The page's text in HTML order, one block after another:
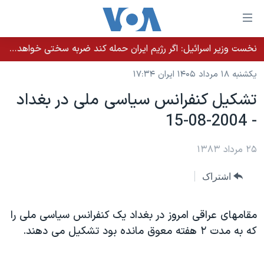
لینکهای
قابل
دسترسی
جهش
محتوای
اصلی
به
اصلی
به
جستجو
خانه
نسخه سبک وب‌سایت
موضوع ها
ایران
آمریکا
گزیده‌ها
ویژه برنامه‌ها
برنامه های تلویزیونی
جدول برنامه ها
صفحه‌های ویژه
عملیات خشم حماسی
۲۵۰سالگی آمریکا
پخش رادیویی
نخست وزیر اسرائيل: اگر رژیم ایران حمله کند ضربه سختی خواهد خورد
یکشنبه ۱۸ مرداد ۱۴۰۵ ایران ۱۷:۳۴
تشکيل کنفرانس سياسی ملی در بغداد
- 2004-08-15
۲۵ مرداد ۱۳۸۳
اشتراک
مقامهای عراقی امروز در بغداد يک کنفرانس سياسی ملی را
که به مدت ٢ هفته معوق مانده بود تشکيل می دهند.